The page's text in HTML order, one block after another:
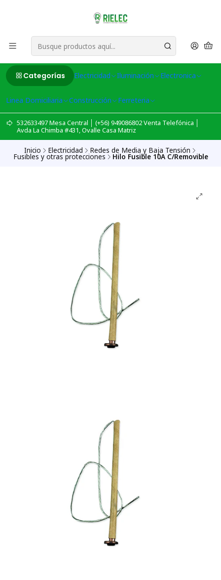
Categorías Electricidad Iluminación Electronica
Linea Domiciliaria Construcción Ferreteria
532633497 Mesa Central │ (+56) 949086802 Venta Telefónica │
Avda La Chimba #431, Ovalle Casa Matriz
Inicio Electricidad Redes de Media y Baja Tensión
Fusibles y otras protecciones Hilo Fusible 10A C/Removible